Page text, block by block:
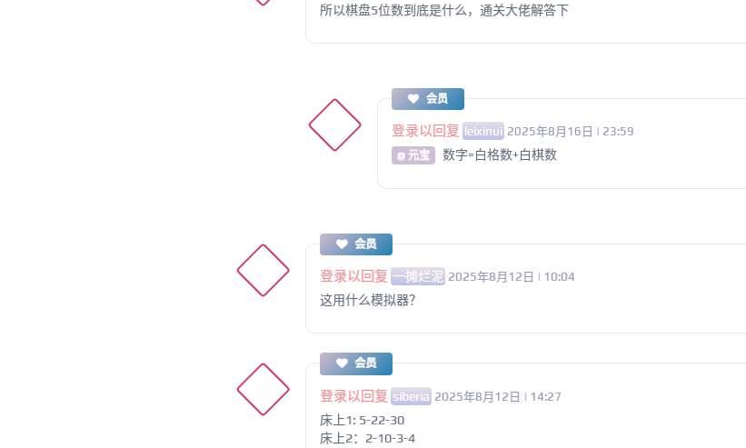
所以棋盘5位数到底是什么，通关大佬解答下
会员
登录以回复 leixinui 2025年8月16日 | 23:59
@ 元宝 数字=白格数+白棋数
会员
登录以回复 一摊烂泥 2025年8月12日 | 10:04
这用什么模拟器？
会员
登录以回复 siberia 2025年8月12日 | 14:27
床上1: 5-22-30
床上2：2-10-3-4